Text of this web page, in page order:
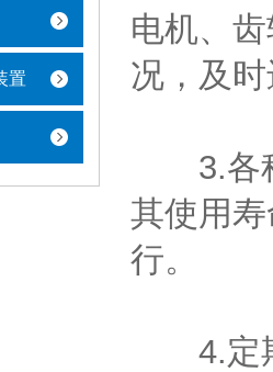
置
电机、
况，及
3.各种
其使用
行。
4.定期